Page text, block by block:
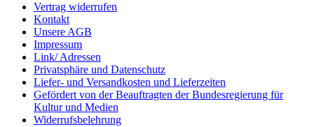
Vertrag widerrufen
Kontakt
Unsere AGB
Impressum
Link/ Adressen
Privatsphäre und Datenschutz
Liefer- und Versandkosten und Lieferzeiten
Gefördert von der Beauftragten der Bundesregierung für
Kultur und Medien
Widerrufsbelehrung